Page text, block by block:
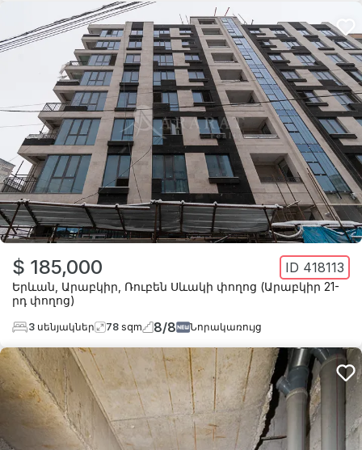
$ 185,000 ID 418113
Երևան Արաբկիր Ռուբեն Սևակի փողոց (Արաբկիր 21-
րդ փողոց)
3 սենյակներ 78 sqm 8/8 Նորակառույց